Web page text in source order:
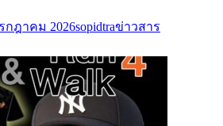
กฎาคม 2026sopidtraข่าวสาร